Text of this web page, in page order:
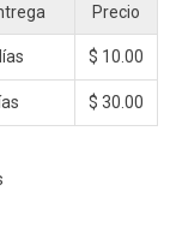
Precio
$ 10.00
$ 30.00